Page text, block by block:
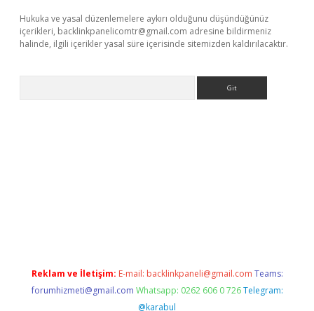
Hukuka ve yasal düzenlemelere aykırı olduğunu düşündüğünüz
içerikleri, backlinkpanelicomtr@gmail.com adresine bildirmeniz
halinde, ilgili içerikler yasal süre içerisinde sitemizden kaldırılacaktır.
Reklam ve İletişim: E-mail: backlinkpaneli@gmail.com Teams:
forumhizmeti@gmail.com Whatsapp: 0262 606 0 726 Telegram:
@karabul